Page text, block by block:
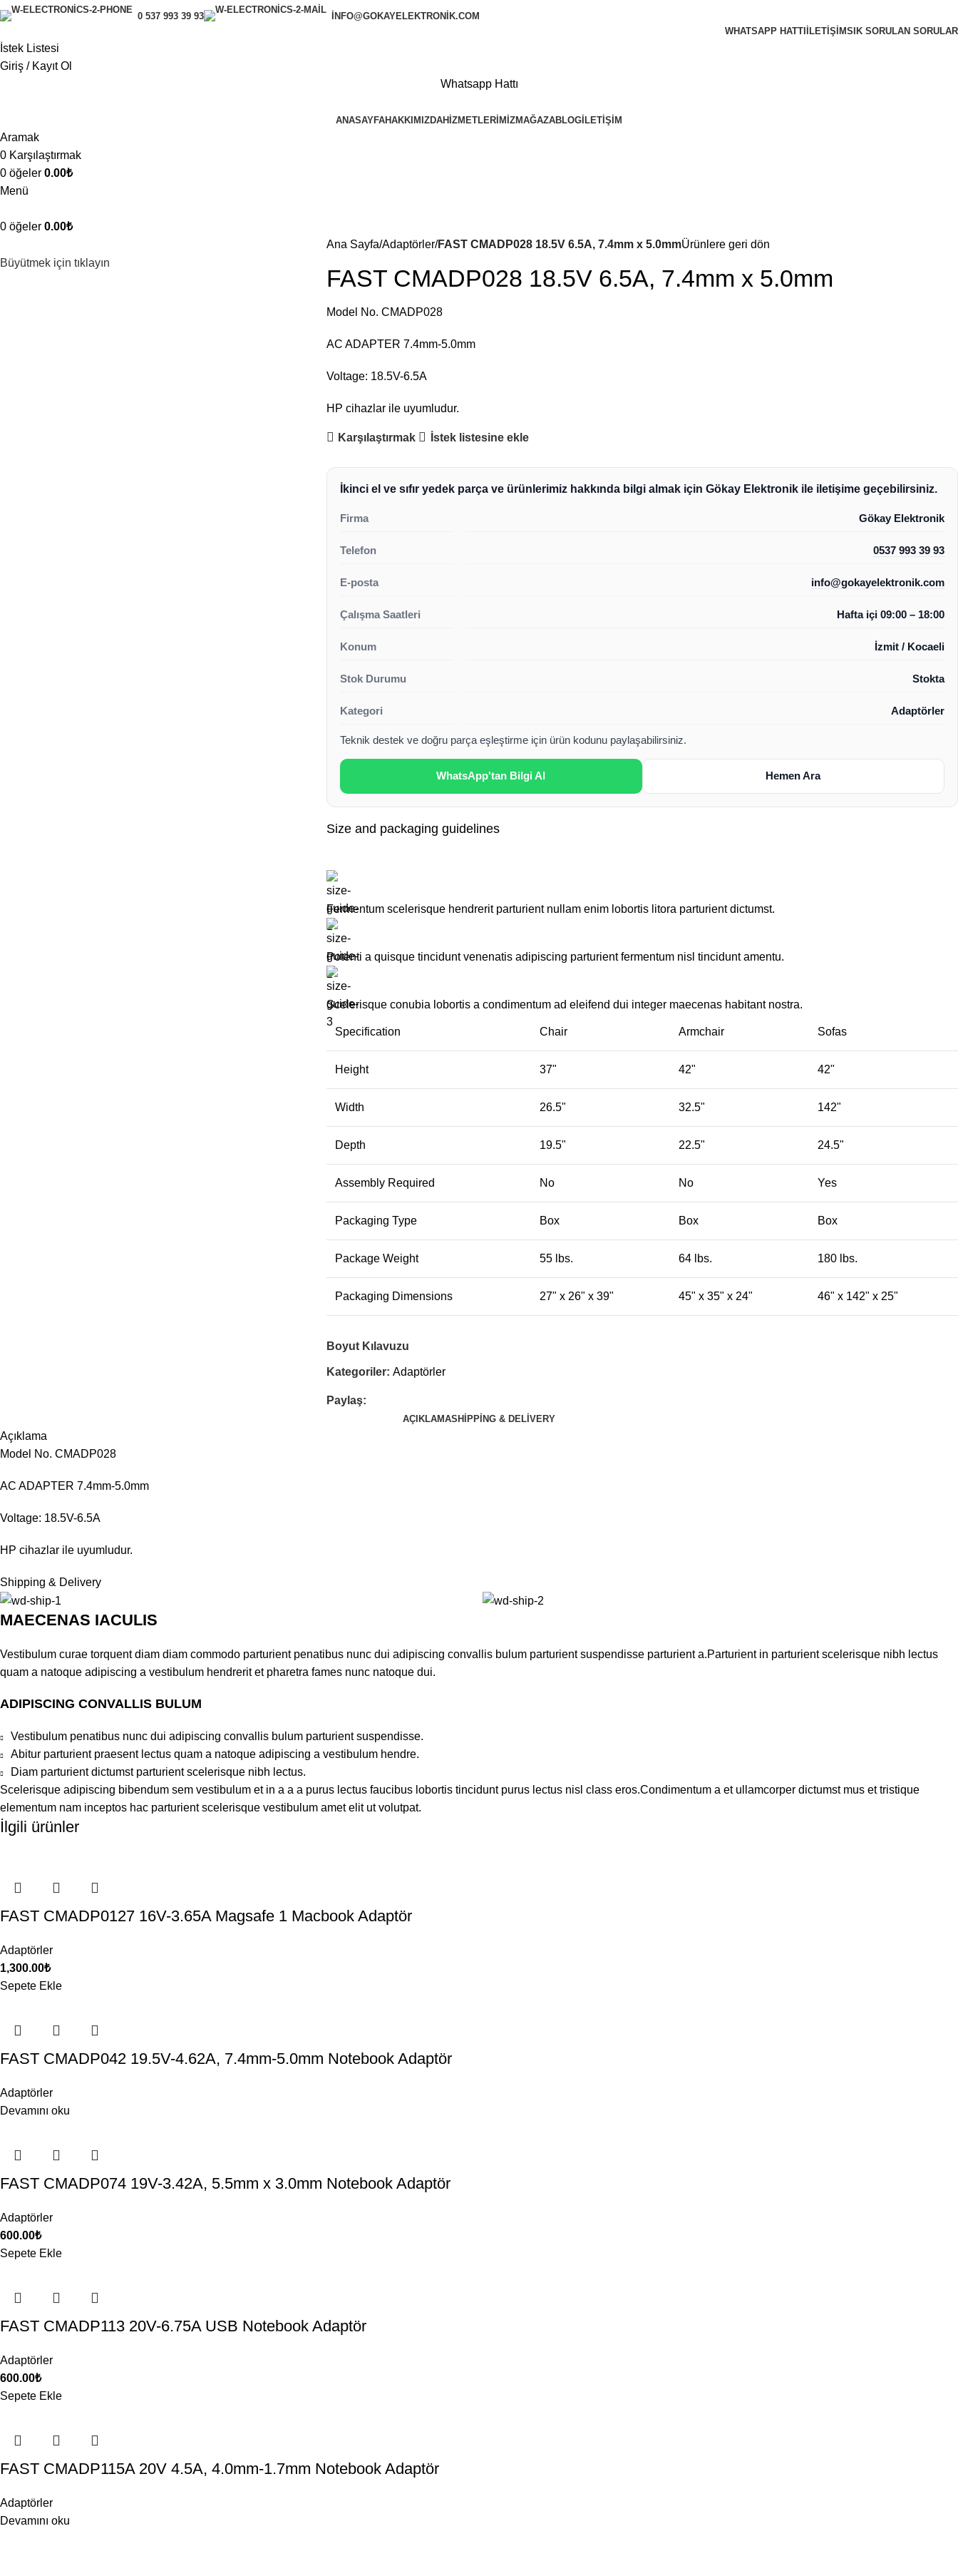
0 537 993 39 93
INFO@GOKAYELEKTRONIK.COM
WHATSAPP HATTI
İLETIŞIMSIK SORULAN SORULAR
İstek Listesi
Giriş / Kayıt Ol
Whatsapp Hattı
ANASAYFAHAKKIMIZDAHIZMETLERIMIZMAĞAZABLOG İLETIŞIM
Aramak
0 Karşılaştırmak
0 öğeler 0.00₺
Menü
0 öğeler 0.00₺
Büyütmek için tıklayın
Ana Sayfa Adaptörler FAST CMADP028 18.5V 6.5A, 7.4mm x 5.0mmÜrünlere geri dön
FAST CMADP028 18.5V 6.5A, 7.4mm x 5.0mm
Model No. CMADP028
AC ADAPTER 7.4mm-5.0mm
Voltage: 18.5V-6.5A
HP cihazlar ile uyumludur.
Karşılaştırmak İstek listesine ekle
İkinci el ve sıfır yedek parça ve ürünlerimiz hakkında bilgi almak için Gökay Elektronik ile iletişime geçebilirsiniz.
Firma Gökay Elektronik
Telefon 0537 993 39 93
E-posta info@gokayelektronik.com
Çalışma Saatleri Hafta içi 09:00 – 18:00
Konum İzmit / Kocaeli
Stok Durumu Stokta
Kategori Adaptörler
Teknik destek ve doğru parça eşleştirme için ürün kodunu paylaşabilirsiniz.
WhatsApp'tan Bilgi Al Hemen Ara
Size and packaging guidelines
Fermentum scelerisque hendrerit parturient nullam enim lobortis litora parturient dictumst.
Potenti a quisque tincidunt venenatis adipiscing parturient fermentum nisl tinciduntamentu.
Scelerisque conubia lobortis a condimentum ad eleifend dui integer maecenas habitant nostra.
Specification Chair Armchair Sofas
Height 37" 42" 42"
Width 26.5" 32.5" 142"
Depth 19.5" 22.5" 24.5"
Assembly Required No No Yes
Packaging Type Box Box Box
Package Weight 55 lbs. 64 lbs. 180 lbs.
Packaging Dimensions 27" x 26" x 39" 45" x 35" x 24" 46" x 142" x 25"
Boyut Kılavuzu
Kategoriler: Adaptörler
Paylaş:
AÇIKLAMASHIPPING & DELIVERY
Açıklama
Model No. CMADP028
AC ADAPTER 7.4mm-5.0mm
Voltage: 18.5V-6.5A
HP cihazlar ile uyumludur.
Shipping & Delivery
MAECENAS IACULIS
Vestibulum curae torquent diam diam commodo parturient penatibus nunc dui adipiscing convallis bulum parturient suspendisse parturient a.Parturient in parturient scelerisque nibh lectus
quam a natoque adipiscing a vestibulum hendrerit et pharetra fames nunc natoque dui.
ADIPISCING CONVALLIS BULUM
Vestibulum penatibus nunc dui adipiscing convallis bulum parturient suspendisse.
Abitur parturient praesent lectus quam a natoque adipiscing a vestibulum hendre.
Diam parturient dictumst parturient scelerisque nibh lectus.
Scelerisque adipiscing bibendum sem vestibulum et in a a a purus lectus faucibus lobortis tincidunt purus lectus nisl class eros.Condimentum a et ullamcorper dictumst mus et tristique
elementum nam inceptos hac parturient scelerisque vestibulum amet elit ut volutpat.
İlgili ürünler
FAST CMADP0127 16V-3.65A Magsafe 1 Macbook Adaptör
Adaptörler
1,300.00₺
Sepete Ekle
FAST CMADP042 19.5V-4.62A, 7.4mm-5.0mm Notebook Adaptör
Adaptörler
Devamını oku
FAST CMADP074 19V-3.42A, 5.5mm x 3.0mm Notebook Adaptör
Adaptörler
600.00₺
Sepete Ekle
FAST CMADP113 20V-6.75A USB Notebook Adaptör
Adaptörler
600.00₺
Sepete Ekle
FAST CMADP115A 20V 4.5A, 4.0mm-1.7mm Notebook Adaptör
Adaptörler
Devamını oku